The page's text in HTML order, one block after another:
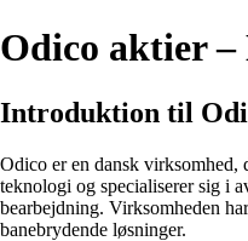
Odico aktier
Introduktion til
Odico er en dansk virksomhed,
teknologi og specialiserer sig i
bearbejdning. Virksomheden
banebrydende løsninger.